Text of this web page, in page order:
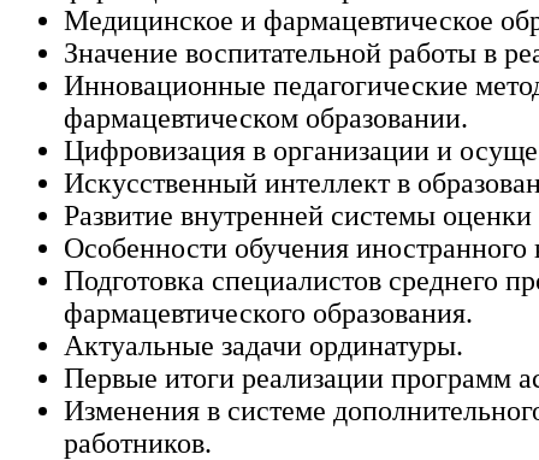
Медицинское и фармацевтическое
Значение воспитательной работы в
Инновационные педагогические
фармацевтическом образовании.
Цифровизация в организации и
Искусственный интеллект в
Развитие внутренней системы оценки
Особенности обучения
Подготовка специалистов среднего
фармацевтического образования.
Актуальные задачи ординатуры.
Первые итоги реализации программ
Изменения в системе
работников.